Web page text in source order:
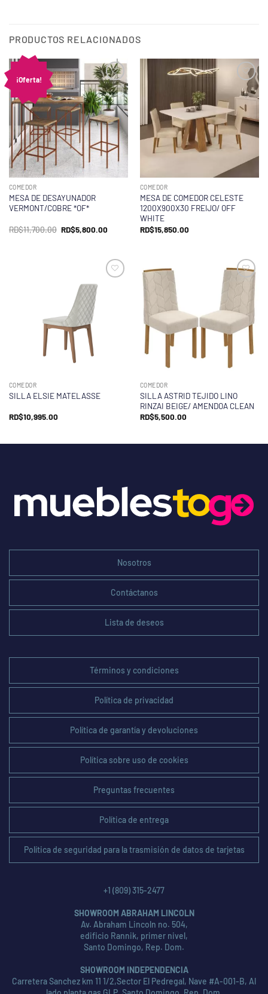
PRODUCTOS RELACIONADOS
¡Oferta!
COMEDOR
MESA DE DESAYUNADOR
VERMONT/COBRE *OF*
RD$11,700.00 El
precio
RD$11,700.00.
RD$5,800.00El
RD$5,800.00.
COMEDOR
MESA DE COMEDOR CELESTE
1200X900X30 FREIJO/ OFF
WHITE
RD$15,850.00
COMEDOR
SILLA ELSIE MATELASSE
RD$10,995.00
COMEDOR
SILLA ASTRID TEJIDO LINO
RINZAI BEIGE/ AMENDOA CLEAN
RD$5,500.00
Nosotros
Contáctanos
Lista de deseos
Términos y condiciones
Política de privacidad
Política de garantía y devoluciones
Política sobre uso de cookies
Preguntas frecuentes
Política de entrega
Política de seguridad para la trasmisión de datos de tarjetas
+1 (809) 315-2477
SHOWROOM ABRAHAM LINCOLN
Av. Abraham Lincoln no. 504,
edificio Rannik, primer nivel,
Santo Domingo, Rep. Dom.
SHOWROOM INDEPENDENCIA
Carretera Sanchez km 11 1/2,Sector El Pedregal, Nave #A-001-B, Al